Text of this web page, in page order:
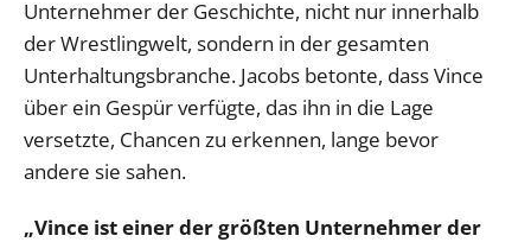
Unternehmer der Geschichte, nicht nur innerhalb
der Wrestlingwelt, sondern in der gesamten
Unterhaltungsbranche. Jacobs betonte, dass Vince
über ein Gespür verfügte, das ihn in die Lage
versetzte, Chancen zu erkennen, lange bevor
andere sie sahen.
„Vince ist einer der größten Unternehmer der